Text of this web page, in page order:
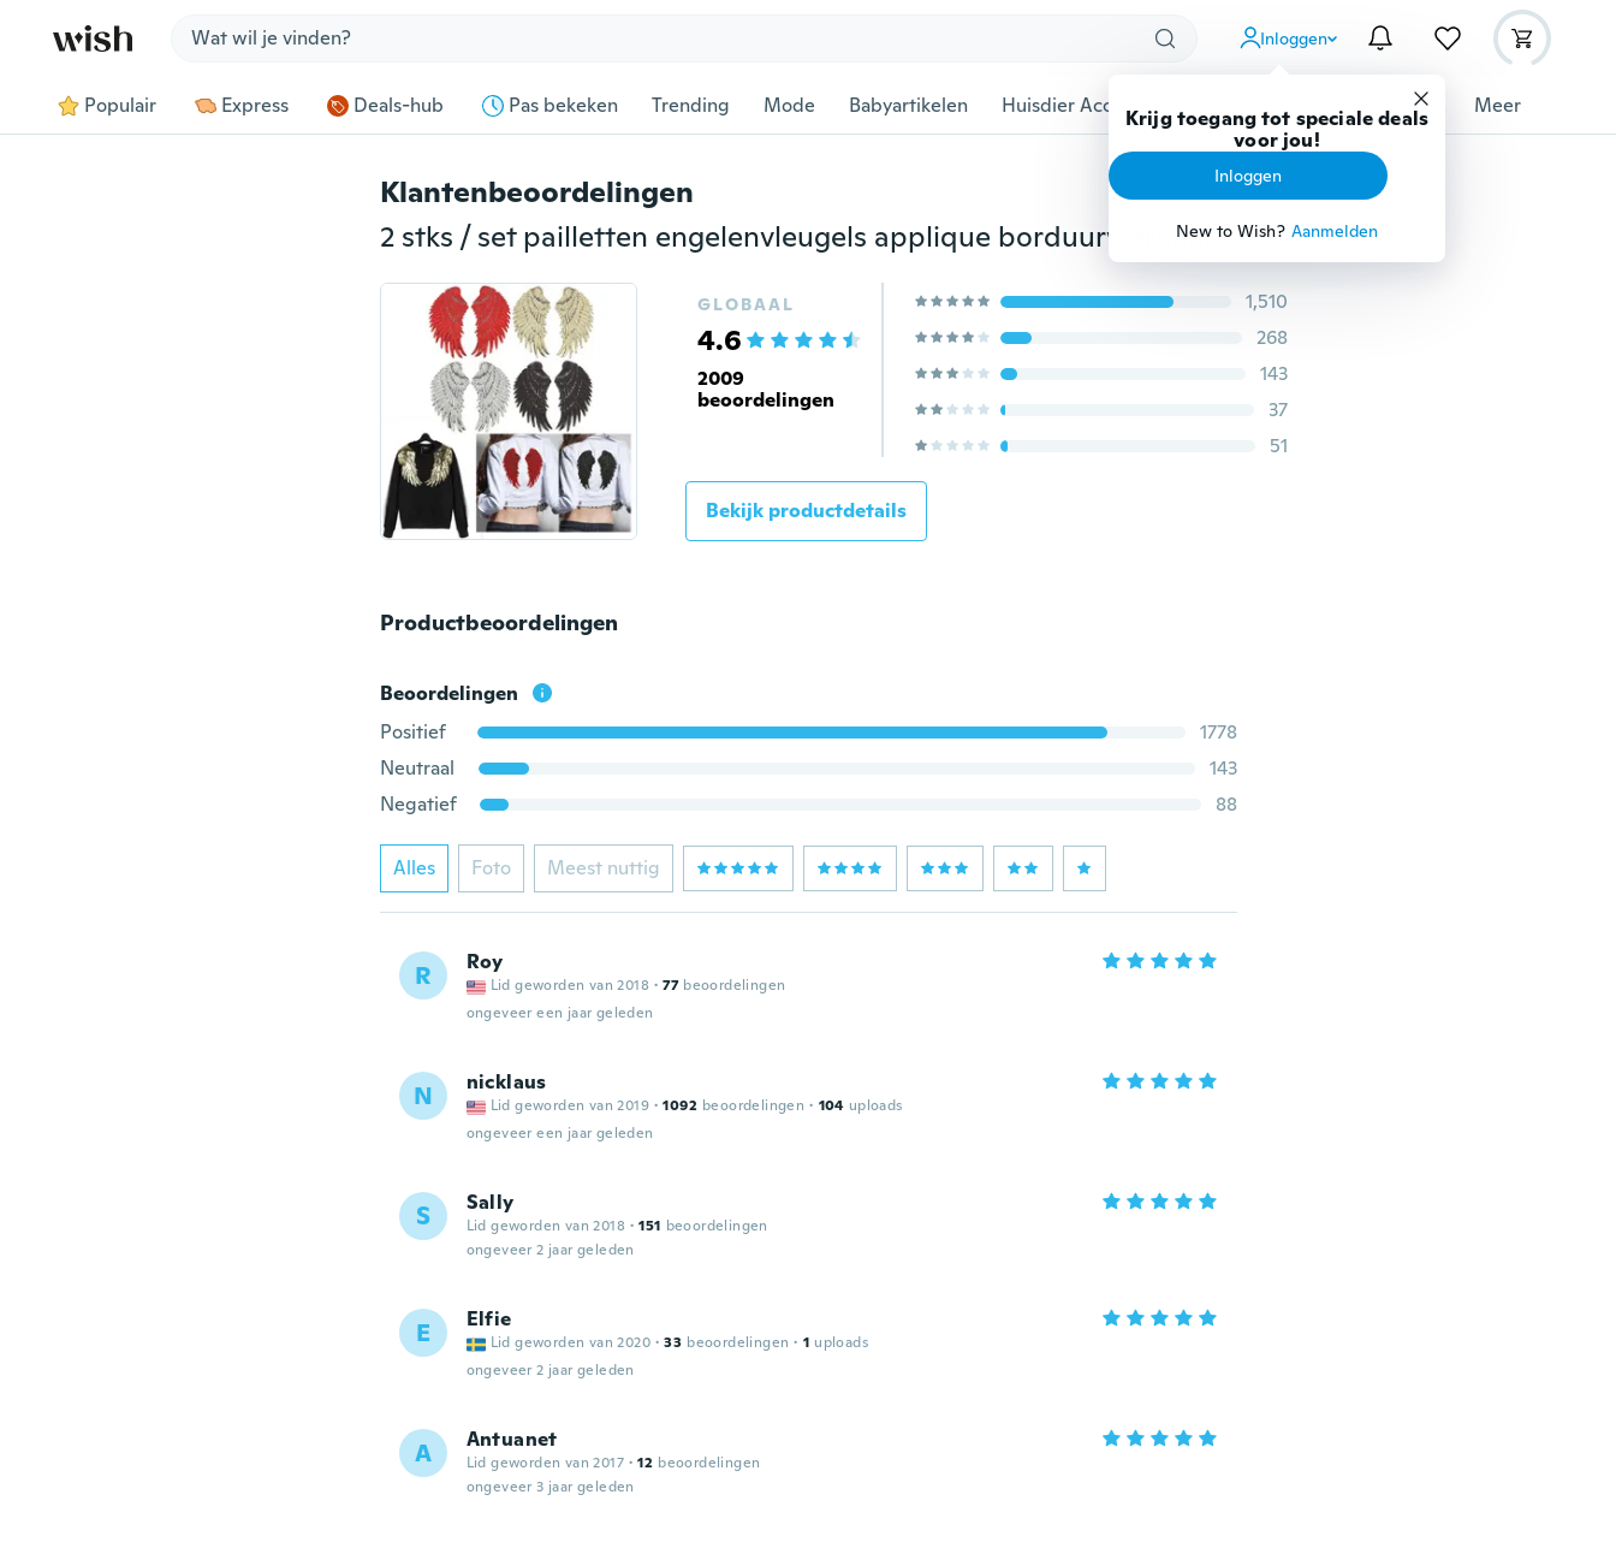
Inloggen
Krijg toegang tot speciale deals
voor jou!
Inloggen
New to Wish? Aanmelden
Populair Express Deals-hub Pas bekeken Trending Mode Babyartikelen Huisdier Accessoires Gereedschap Meer
Klantenbeoordelingen
2 stks / set pailletten engelenvleugels applique borduurwerkflarden patche voor kleding kleding parches naaien patch sticker accessoires
GLOBAAL
4.6
2009
beoordelingen
1,510
268
143
37
51
Bekijk productdetails
Productbeoordelingen
Beoordelingen
Positief
1778
Neutraal
143
Negatief
88
Alles Foto Meest nuttig
R Roy
Lid geworden van 2018 · 77 beoordelingen
ongeveer een jaar geleden
N nicklaus
Lid geworden van 2019 · 1092 beoordelingen · 104 uploads
ongeveer een jaar geleden
S Sally
Lid geworden van 2018 · 151 beoordelingen
ongeveer 2 jaar geleden
E Elfie
Lid geworden van 2020 · 33 beoordelingen · 1 uploads
ongeveer 2 jaar geleden
A Antuanet
Lid geworden van 2017 · 12 beoordelingen
ongeveer 3 jaar geleden